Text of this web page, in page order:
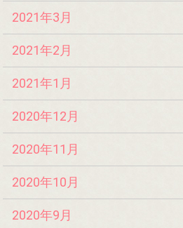
2021年3月
2021年2月
2021年1月
2020年12月
2020年11月
2020年10月
2020年9月